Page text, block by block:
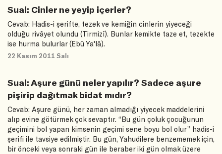
Sual: Cinler ne yeyip içerler?
Cevab: Hadis-i şerifte, tezek ve kemiğin cinlerin yiyeceği
olduğu rivâyet olundu (Tirmizî). Bunlar kemikte taze et, tezekte
ise hurma bulurlar (Ebû Ya'lâ).
22 Kasım 2011 Salı
Sual: Aşure günü neler yapılır? Sadece aşure
pişirip dağıtmak bidat mıdır?
Cevab: Aşure günü, her zaman almadığı yiyecek maddelerini
alıp evine götürmek çok sevaptır. “Bu gün çoluk çocuğunun
geçimini bol yapan kimsenin geçimi sene boyu bol olur” hadis-i
şerifi ile tavsiye edilmiştir. Bu gün, Yahudilere benzememek için,
bir önceki veya sonraki gün ile beraber iki gün olmak üzere